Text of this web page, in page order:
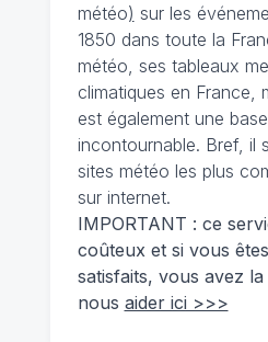
météo) sur les
1850 dans toute la
météo, ses tableaux
climatiques en France,
est également une
incontournable. Bref, il
sites météo les plus
sur internet.
IMPORTANT : ce
coûteux et si vous
satisfaits, vous avez la
nous aider ici >>>